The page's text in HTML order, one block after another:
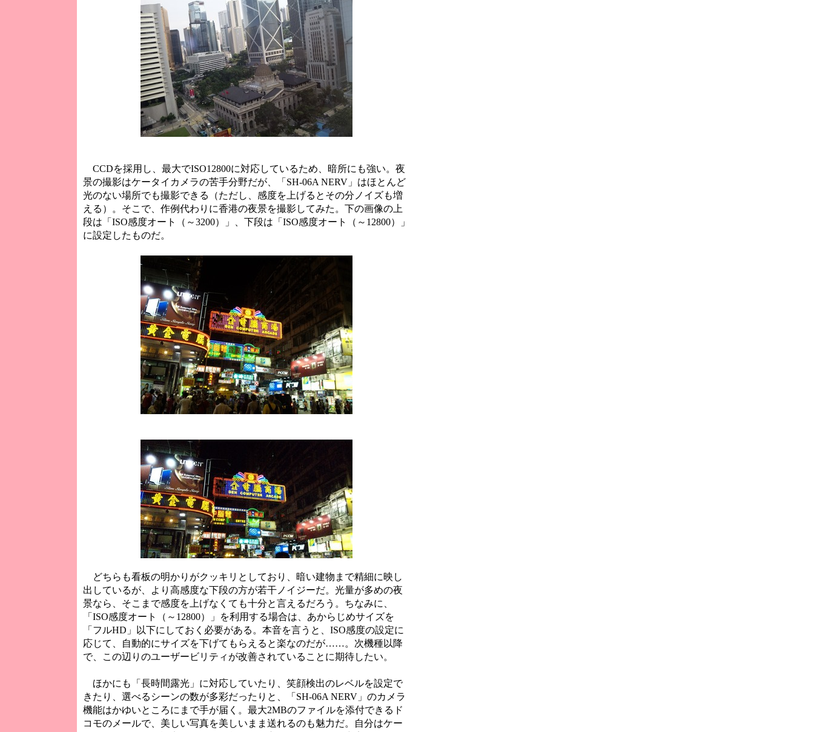
CCDを採用し、最大でISO12800に対応しているため、暗所にも強い。夜
景の撮影はケータイカメラの苦手分野だが、「SH-06A NERV」はほとんど
光のない場所でも撮影できる（ただし、感度を上げるとその分ノイズも増
える）。そこで、作例代わりに香港の夜景を撮影してみた。下の画像の上
段は「ISO感度オート（～3200）」、下段は「ISO感度オート（～12800）」
に設定したものだ。
どちらも看板の明かりがクッキリとしており、暗い建物まで精細に映し
出しているが、より高感度な下段の方が若干ノイジーだ。光量が多めの夜
景なら、そこまで感度を上げなくても十分と言えるだろう。ちなみに、
「ISO感度オート（～12800）」を利用する場合は、あからじめサイズを
「フルHD」以下にしておく必要がある。本音を言うと、ISO感度の設定に
応じて、自動的にサイズを下げてもらえると楽なのだが……。次機種以降
で、この辺りのユーザービリティが改善されていることに期待したい。
ほかにも「長時間露光」に対応していたり、笑顔検出のレベルを設定で
きたり、選べるシーンの数が多彩だったりと、「SH-06A NERV」のカメラ
機能はかゆいところにまで手が届く。最大2MBのファイルを添付できるド
コモのメールで、美しい写真を美しいまま送れるのも魅力だ。自分はケー